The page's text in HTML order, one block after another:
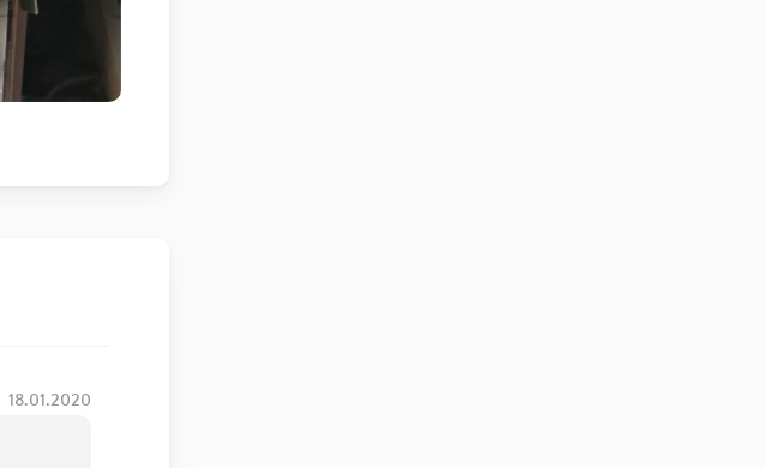
18.01.2020